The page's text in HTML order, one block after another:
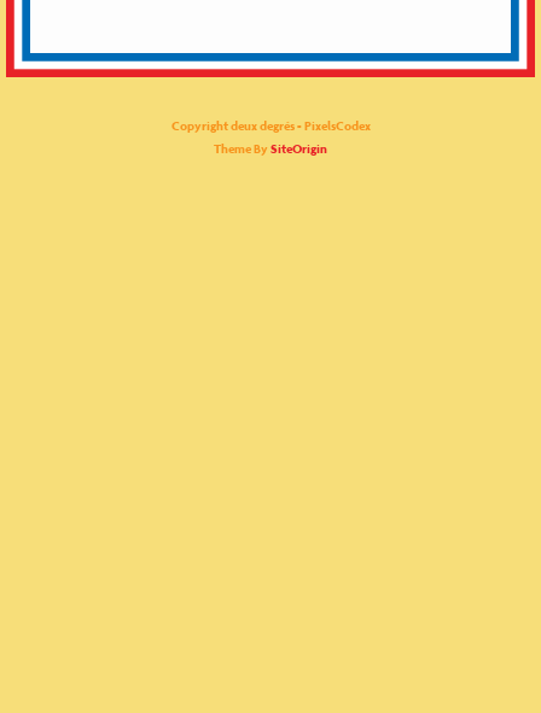
Copyright deux degrés - PixelsCodex
Theme By SiteOrigin